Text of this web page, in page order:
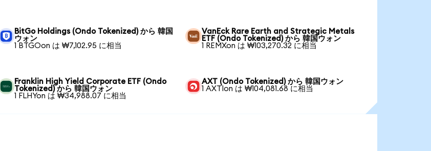
BitGo Holdings (Ondo Tokenized) から 韓国
ウォン
1 BTGOon は ₩7,102.95 に相当
VanEck Rare Earth and Strategic Metals
ETF (Ondo Tokenized) から 韓国ウォン
1 REMXon は ₩103,270.32 に相当
Franklin High Yield Corporate ETF (Ondo
Tokenized) から 韓国ウォン
1 FLHYon は ₩34,988.07 に相当
AXT (Ondo Tokenized) から 韓国ウォン
1 AXTIon は ₩104,081.68 に相当